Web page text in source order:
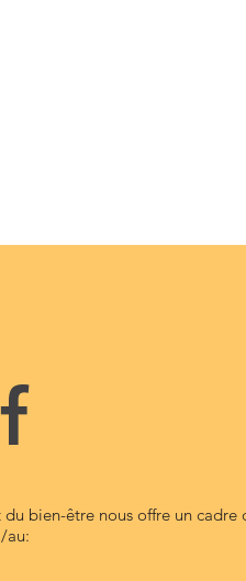
bien-être nous offre un cadre
au: